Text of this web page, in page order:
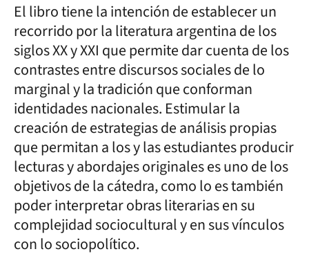
El libro tiene la intención de establecer un
recorrido por la literatura argentina de los
siglos XX y XXI que permite dar cuenta de los
contrastes entre discursos sociales de lo
marginal y la tradición que conforman
identidades nacionales. Estimular la
creación de estrategias de análisis propias
que permitan a los y las estudiantes producir
lecturas y abordajes originales es uno de los
objetivos de la cátedra, como lo es también
poder interpretar obras literarias en su
complejidad sociocultural y en sus vínculos
con lo sociopolítico.